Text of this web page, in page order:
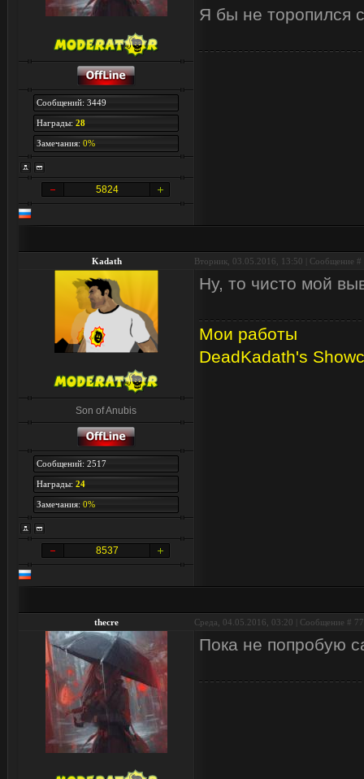
Сообщений: 3449
Награды: 28
Замечания: 0%
5824
Я бы не торопился
Kadath Вторник, 03.05.2016, 13:50 | Сообщение #
Son of Anubis
Сообщений: 2517
Награды: 24
Замечания: 0%
8537
Ну, то чисто мой
Мои работы
DeadKadath's
thecre Среда, 04.05.2016, 03:20 | Сообщение # 77
Пока не попробую